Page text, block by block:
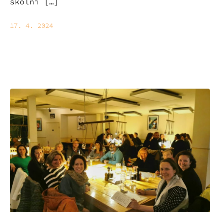
17. 4. 2024